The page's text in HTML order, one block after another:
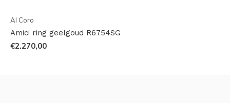
Al Coro
Amici ring geelgoud R6754SG
€2.270,00